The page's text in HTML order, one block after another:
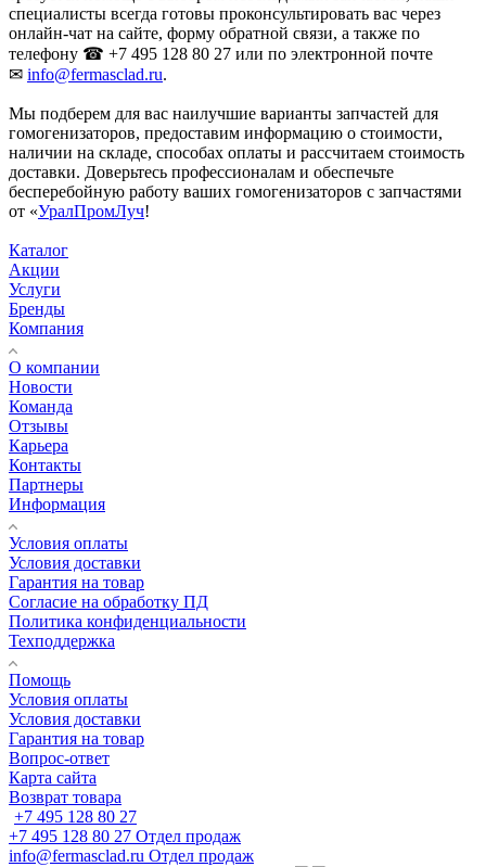
специалисты всегда готовы проконсультировать вас через
онлайн-чат на сайте, форму обратной связи, а также по
телефону ☎ +7 495 128 80 27 или по электронной почте
✉ info@fermasclad.ru.
Мы подберем для вас наилучшие варианты запчастей для
гомогенизаторов, предоставим информацию о стоимости,
наличии на складе, способах оплаты и рассчитаем стоимость
доставки. Доверьтесь профессионалам и обеспечьте
бесперебойную работу ваших гомогенизаторов с запчастями
от «УралПромЛуч!
Каталог
Акции
Услуги
Бренды
Компания
О компании
Новости
Команда
Отзывы
Карьера
Контакты
Партнеры
Информация
Условия оплаты
Условия доставки
Гарантия на товар
Согласие на обработку ПД
Политика конфиденциальности
Техподдержка
Помощь
Условия оплаты
Условия доставки
Гарантия на товар
Вопрос-ответ
Карта сайта
Возврат товара
+7 495 128 80 27
+7 495 128 80 27 Отдел продаж
info@fermasclad.ru Отдел продаж